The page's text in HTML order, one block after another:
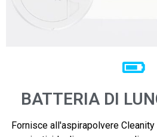
BATTERIA DI
Fornisce all'aspirapolvere